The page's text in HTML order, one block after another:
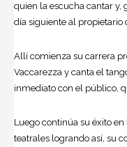
quien la escucha cantar y,
día siguiente al propietario
Allí comienza su carrera
Vaccarezza y canta el
inmediato con el público,
Luego continúa su éxito
teatrales logrando así, su